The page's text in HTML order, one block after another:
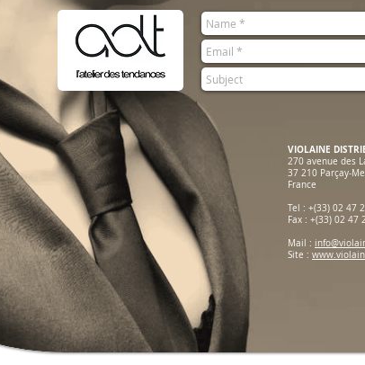
VIOLAINE
270 avenue des
37 210 Parçay-
France
Mail :
Site :
Tel : +(33) 02 47
Fax : +(33) 02 47